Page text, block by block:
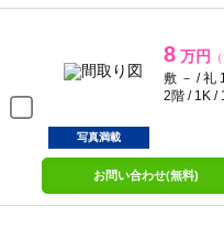
8 万円
敷 － / 礼
2階 / 1K /
写真満載
お問い合わせ(無料)